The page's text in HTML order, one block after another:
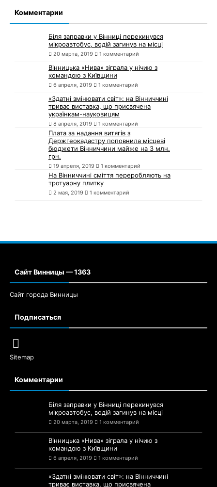
Комментарии
Біля заправки у Вінниці перекинувся
мікроавтобус, водій загинув на місці
20 марта, 2019 1 комментарий
Вінницька «Нива» зіграла у нічию з
командою з Київщини
6 апреля, 2019 1 комментарий
«Здатні змінювати світ»: на Вінниччині
триває виставка, що присвячена
українкам-науковицям
8 апреля, 2019 1 комментарий
Плата за надання витягів з
Держгеокадастру поповнила місцеві
бюджети Вінниччини майже на 3 млн.
грн.
19 апреля, 2019 1 комментарий
На Вінниччині сміття переробляють на
тротуарну плитку
2 мая, 2019 1 комментарий
Сайт Винницы — 1363
Сайт города Винницы
Подписаться
Sitemap
Комментарии
Біля заправки у Вінниці перекинувся
мікроавтобус, водій загинув на місці
20 марта, 2019 1 комментарий
Вінницька «Нива» зіграла у нічию з
командою з Київщини
6 апреля, 2019 1 комментарий
«Здатні змінювати світ»: на Вінниччині
триває виставка, що присвячена